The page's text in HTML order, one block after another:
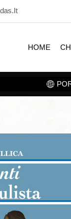
HOME